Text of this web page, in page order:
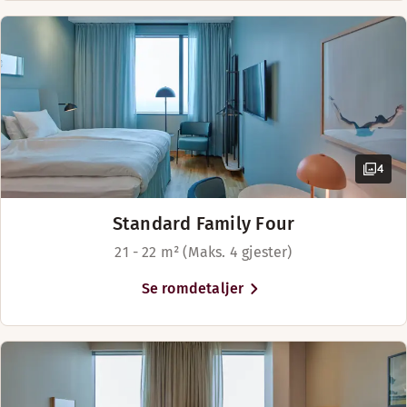
4
Standard Family Four
21 - 22 m² (Maks. 4 gjester)
Se romdetaljer
Örebro sentralstasjon, shopping
og severdigheter.